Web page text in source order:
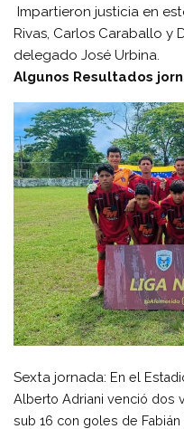
Impartieron justicia en
Rivas, Carlos Caraballo y
delegado José Urbina.
Algunos Resultados
Sexta jornada: En el
Alberto Adriani venció dos
sub 16 con goles de